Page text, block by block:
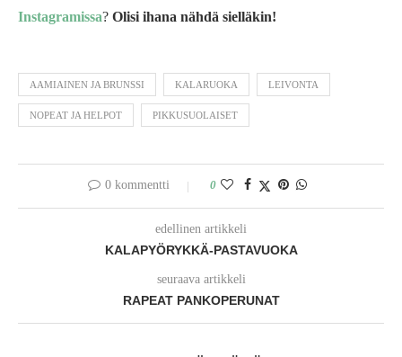
Instagramissa? Olisi ihana nähdä sielläkin!
AAMIAINEN JA BRUNSSI KALARUOKA LEIVONTA
NOPEAT JA HELPOT PIKKUSUOLAISET
0 kommentti 0
edellinen artikkeli
KALAPYÖRYKKÄ-PASTAVUOKA
seuraava artikkeli
RAPEAT PANKOPERUNAT